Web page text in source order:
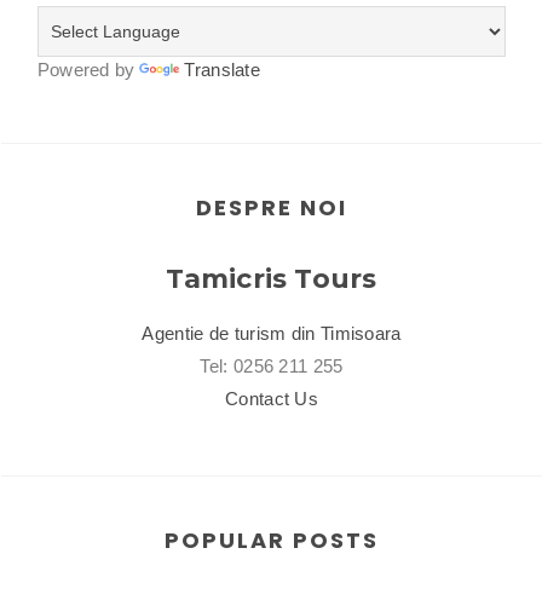
Powered by Translate
DESPRE NOI
Tamicris Tours
Agentie de turism din Timisoara
Tel: 0256 211 255
Contact Us
POPULAR POSTS